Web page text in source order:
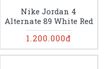
Nike Jordan 4
Alternate 89 White Red
1.200.000đ